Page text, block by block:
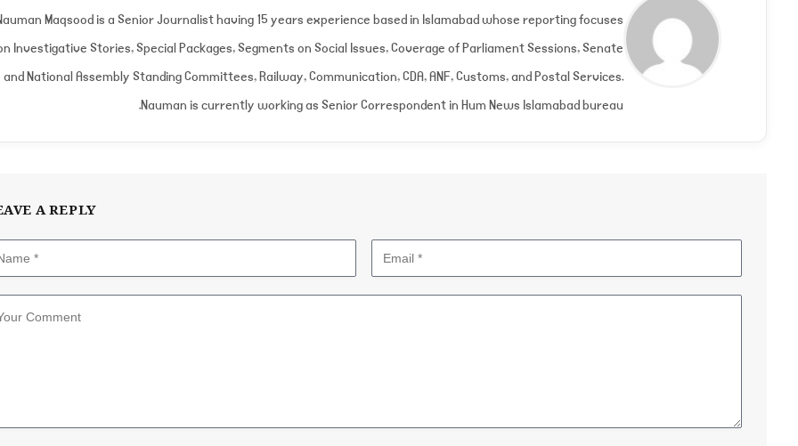
Maqsood is a Senior Journalist having 15 years experience based in Islamabad whose reporting focuses
Investigative Stories, Special Packages, Segments on Social Issues, Coverage of Parliament Sessions, Senate
and National Assembly Standing Committees, Railway, Communication, CDA, ANF, Customs, and Postal Services.
Nauman is currently working as Senior Correspondent in Hum News Islamabad bureau.
A REPLY